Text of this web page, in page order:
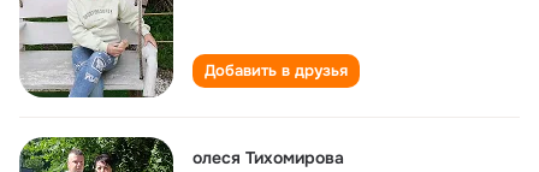
Добавить в друзья
олеся Тихомирова